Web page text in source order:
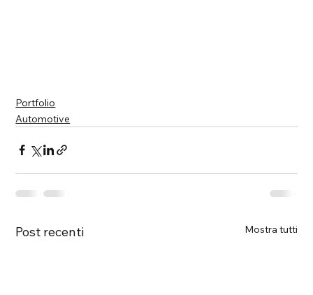
Portfolio
Automotive
Post recenti Mostra tutti